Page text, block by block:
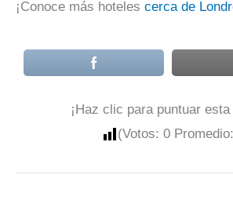
¡Conoce más hoteles cerca de
¡Haz clic para puntuar esta
(Votos: 0 Promedio: